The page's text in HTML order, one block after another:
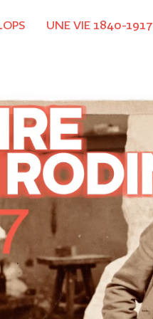
UNE VIE 1840-1917